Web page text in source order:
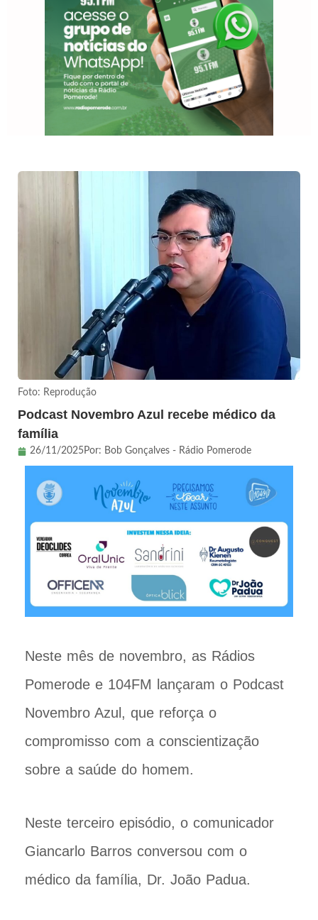
Foto: Reprodução
Podcast Novembro Azul recebe médico da
família
26/11/2025Por: Bob Gonçalves - Rádio Pomerode
Neste mês de novembro, as Rádios
Pomerode e 104FM lançaram o Podcast
Novembro Azul, que reforça o
compromisso com a conscientização
sobre a saúde do homem.
Neste terceiro episódio, o comunicador
Giancarlo Barros conversou com o
médico da família, Dr. João Padua.